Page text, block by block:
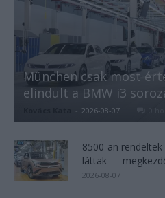
München csak most
elindult a BMW i3
- 2026-08-07
8500-an
láttak —
2026-08-07